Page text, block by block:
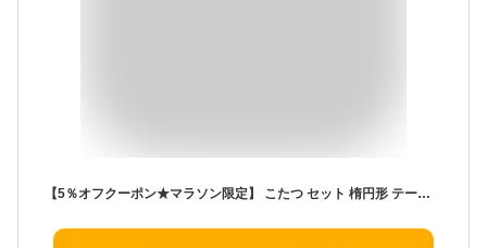
【5％オフクーポン★マラソン限定】 こたつ セット 楕円形 テーブル 布団 2点セット 「 薄掛先染めこたつ 掛台2点セット 」 台：75×105cm楕円形 綿 100% 洗える こたつ布団 こたつテーブル おしゃれ 北欧 コタツ 薄掛け布団 薄手 節電 省エネ かわいい